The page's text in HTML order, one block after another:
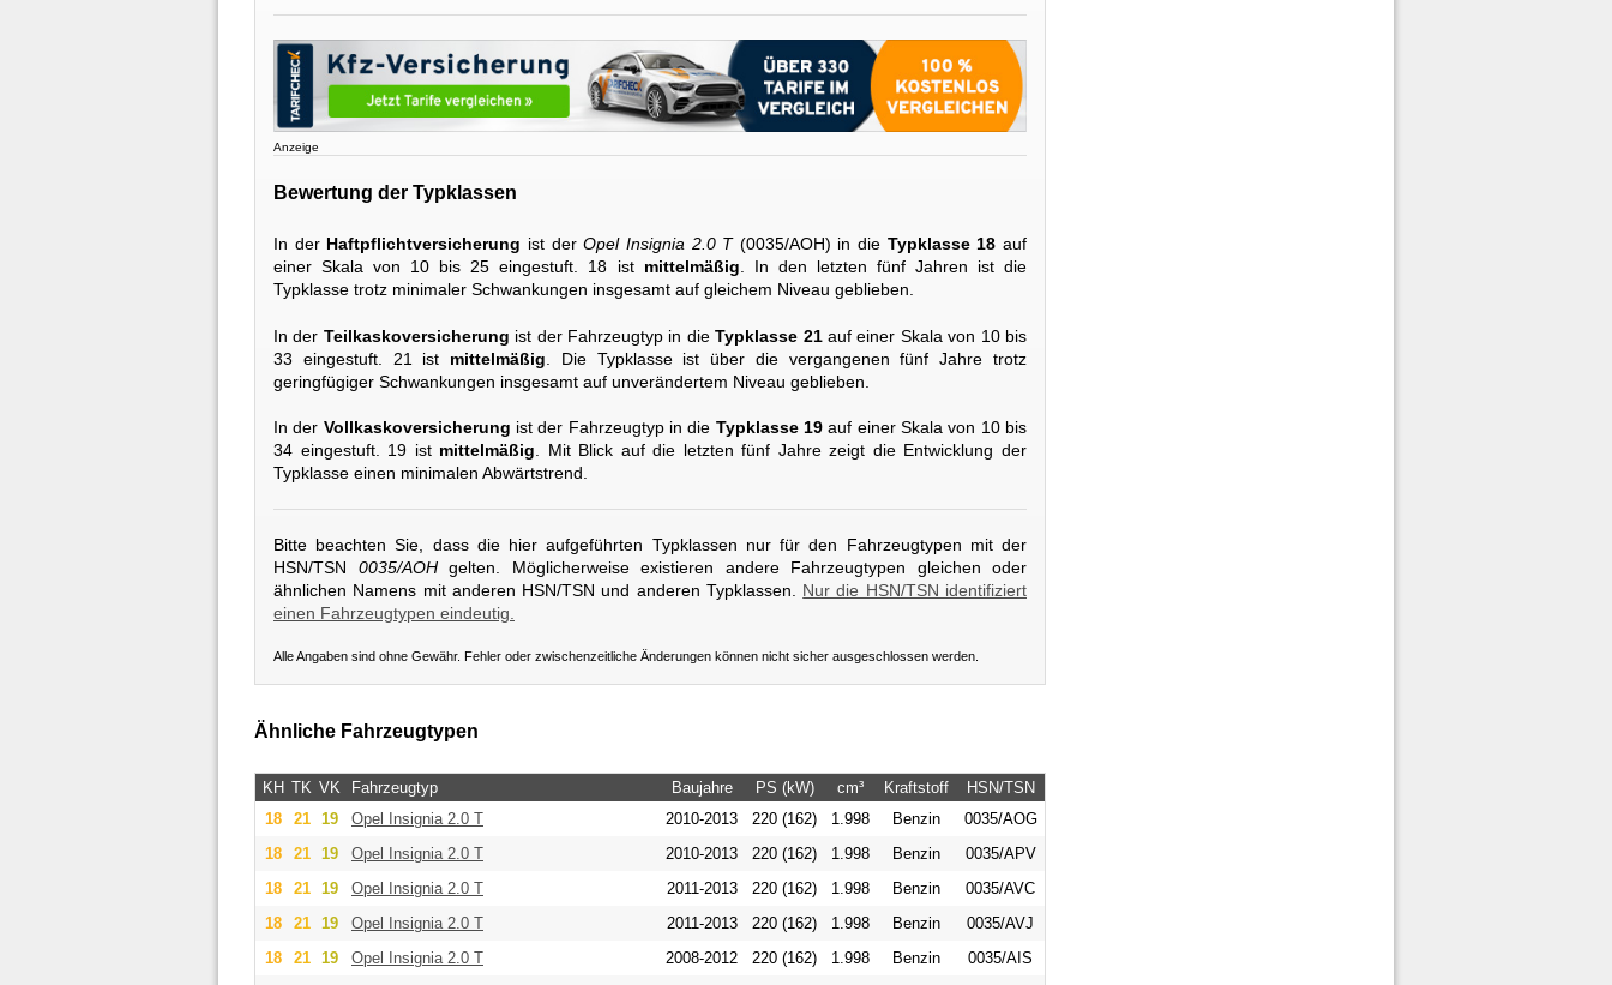
Anzeige
Bewertung der Typklassen
In der Haftpflichtversicherung ist derOpel Insignia 2.0 T(0035/AOH) in die Typklasse 18 auf
einer Skala von 10 bis 25 eingestuft. 18 ist mittelmäßig . In den letzten fünf Jahren ist die
Typklasse trotz minimaler Schwankungen insgesamt auf gleichem Niveau geblieben.
In der Teilkaskoversicherung ist der Fahrzeugtyp in dieTypklasse 21auf einer Skala von 10 bis
33 eingestuft. 21 ist mittelmäßig . Die Typklasse ist über die vergangenen fünf Jahre trotz
geringfügiger Schwankungen insgesamt auf unverändertem Niveau geblieben.
In der Vollkaskoversicherung ist der Fahrzeugtyp in die Typklasse 19 auf einer Skala von 10 bis
34 eingestuft. 19 ist mittelmäßig. Mit Blick auf die letzten fünf Jahre zeigt die Entwicklung der
Typklasse einen minimalen Abwärtstrend.
Bitte beachten Sie, dass die hier aufgeführten Typklassen nur für den Fahrzeugtypen mit der
HSN/TSN 0035/AOHgelten. Möglicherweise existieren andere Fahrzeugtypen gleichen oder
ähnlichen Namens mit anderen HSN/TSN und anderen Typklassen. Nur die HSN/TSN identifiziert
einen Fahrzeugtypen eindeutig.
Alle Angaben sind ohne Gewähr. Fehler oder zwischenzeitliche Änderungen können nicht sicher ausgeschlossen werden.
Ähnliche Fahrzeugtypen
KH TK VK Fahrzeugtyp Baujahre PS (kW) cm³ Kraftstoff
HSN/TSN
18
21 19 Opel Insignia 2.0 T 2010-2013 220 (162) 1.998 Benzin
0035/AOG
18
21 19 Opel Insignia 2.0 T 2010-2013 220 (162) 1.998 Benzin
0035/APV
18
21 19 Opel Insignia 2.0 T 2011-2013 220 (162) 1.998 Benzin
0035/AVC
18
21 19 Opel Insignia 2.0 T 2011-2013 220 (162) 1.998 Benzin
0035/AVJ
18
21 19 Opel Insignia 2.0 T 2008-2012 220 (162) 1.998 Benzin
0035/AIS